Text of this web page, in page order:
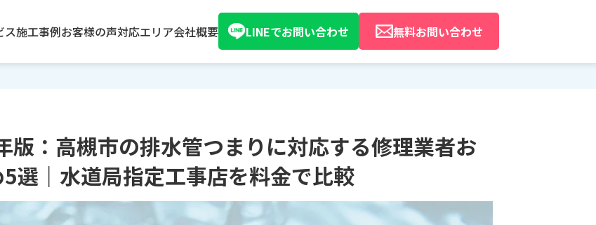
ス施工事例お客様の声対応エリア会社概要 LINEでお問い合わせ 無料お問い合わせ
版：高槻市の排水管つまりに対応する修理業者お
選｜水道局指定工事店を料金で比較